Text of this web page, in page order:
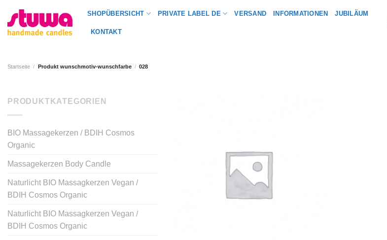
SHOPÜBERSICHT PRIVATE LABEL DE VERSAND INFORMATIONEN JUBILÄUM
KONTAKT
Startseite / Produkt wunschmotiv-wunschfarbe / 028
PRODUKTKATEGORIEN
BIO Massagekerzen / BDIH Cosmos
Organic
Massagekerzen Body Candle
Naturlicht BIO Massagkerzen Vegan /
BDIH Cosmos Organic
Naturlicht BIO Massagkerzen Vegan /
BDIH Cosmos Organic